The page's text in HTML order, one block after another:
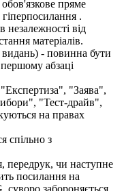
обов'язкове пряме
.
від
матеріалів.
видань) - повинна бути
абзаці
"Заява",
"Тест-драйв",
на правах
спільно з
передрук, чи наступне
посилання на